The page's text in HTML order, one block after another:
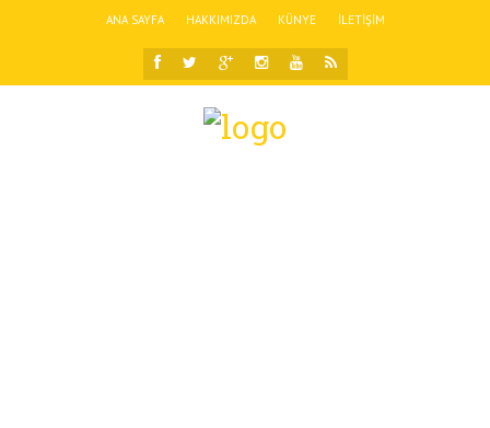
ANA SAYFA HAKKIMIZDA KÜNYE İLETIŞIM